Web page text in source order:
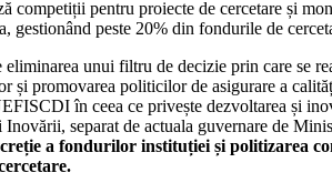
competiții pentru proiecte de cercetare și
gestionând peste 20% din fondurile de
unui filtru de decizie prin care se
și promovarea politicilor de asigurare a
în ceea ce privește dezvoltarea și
separat de actuala guvernare de
a fondurilor instituției și politizarea